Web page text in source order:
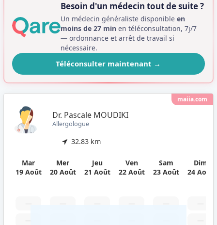
Besoin d'un médecin tout de suite ?
Un médecin généraliste disponibleen
moins de 27 min en téléconsultation, 7j/7
— ordonnance et arrêt de travail si
nécessaire.
Téléconsulter maintenant →
maiia.com
Dr. Pascale MOUDIKI
Allergologue
32.83 km
Mar
19 Août
Mer
20 Août
Jeu
21 Août
Ven
22 Août
Sam
23 Août
Dim
24 Août
—
—
—
—
—
—
—
—